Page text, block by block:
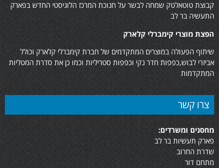
קבוצת טוטאלטק שמחה לבשר על חנוכת המרכז הלוגיסטי החדש בפארק
התעשיה בר לב
הפצת מוצרי קימברלי קלארק
שיתוף הפעולה במוצרים המתקדמים של חברת קימברלי קלארק וכולל
אביזרי לבוש,כפפות חדר נקי וכפפות סטריליות וכמו כן את סדרת המטליות
המתקדמות
צרו קשר
מחסנים ומשרדים:
פארק תעשיות בר לב
שדרת החרוב
מתחם דור